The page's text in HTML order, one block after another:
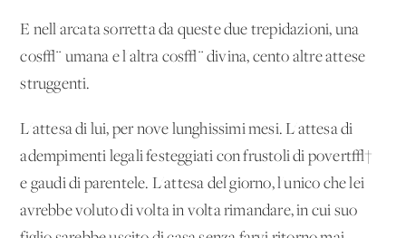
E nell'arcata sorretta da queste due trepidazioni, una
cos√¨ umana e l'altra cos√¨ divina, cento altre attese
struggenti.
L'attesa di lui, per nove lunghissimi mesi. L'attesa di
adempimenti legali festeggiati con frustoli di povert√†
e gaudi di parentele. L'attesa del giorno, l'unico che lei
avrebbe voluto di volta in volta rimandare, in cui suo